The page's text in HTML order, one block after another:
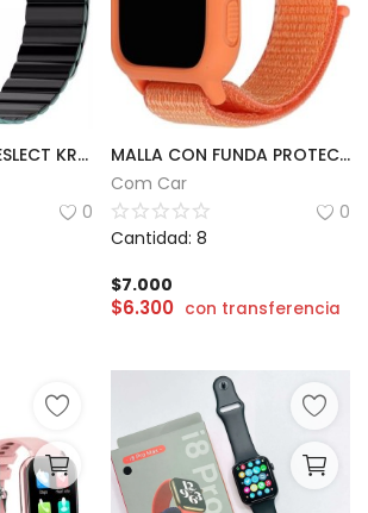
SMARTWATCH KIESLECT KR PRO LTD
0
MALLA CON FUNDA PROTECTORA PARA SMARTWATCH
Com Car
0
Cantidad: 8
$7.000
$6.300 con transferencia